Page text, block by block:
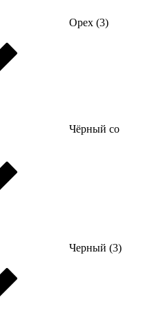
Орех (3)
Чёрный со
Черный (3)